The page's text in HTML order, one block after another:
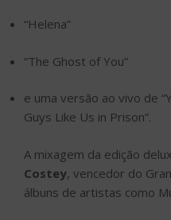
“Helena”
“The Ghost of You”
e uma versão ao vivo de
Guys Like Us in Prison”.
A mixagem da edição
Costey, vencedor do
álbuns de artistas como